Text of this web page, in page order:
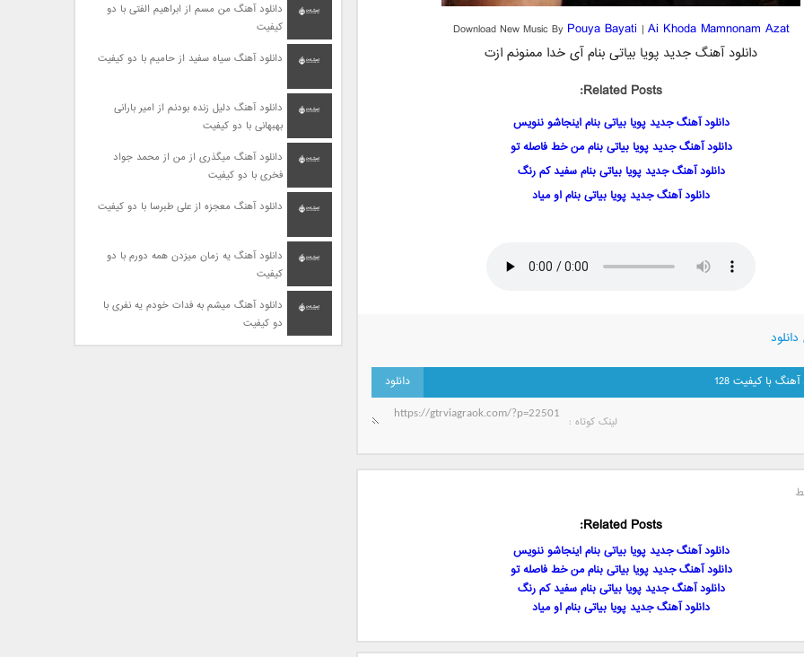
Download New Music By Pouya Bayati | Ai Khoda Mamnonam Azat
دانلود آهنگ جدید پویا بیاتی بنام آی خدا ممنونم ازت
Related Posts:
دانلود آهنگ جدید پویا بیاتی بنام اینجاشو ننویس
دانلود آهنگ جدید پویا بیاتی بنام من خط فاصله تو
دانلود آهنگ جدید پویا بیاتی بنام سفید کم رنگ
دانلود آهنگ جدید پویا بیاتی بنام او میاد
آهنگ با کیفیت 128
لینک کوتاه‌ :
Related Posts:
دانلود آهنگ جدید پویا بیاتی بنام اینجاشو ننویس
دانلود آهنگ جدید پویا بیاتی بنام من خط فاصله تو
دانلود آهنگ جدید پویا بیاتی بنام سفید کم رنگ
دانلود آهنگ جدید پویا بیاتی بنام او میاد
دانلود آهنگ من مسم از ابراهیم الفتی با دو
کیفیت
دانلود آهنگ سیاه سفید از حامیم با دو کیفیت
دانلود آهنگ دلیل زنده بودنم از امیر بارانی
بهبهانی با دو کیفیت
دانلود آهنگ میگذری از من از محمد جواد
فخری با دو کیفیت
دانلود آهنگ معجزه از علی طبرسا با دو کیفیت
دانلود آهنگ یه زمان میزدن همه دورم با دو
کیفیت
دانلود آهنگ میشم به فدات خودم یه نفری با
دو کیفیت